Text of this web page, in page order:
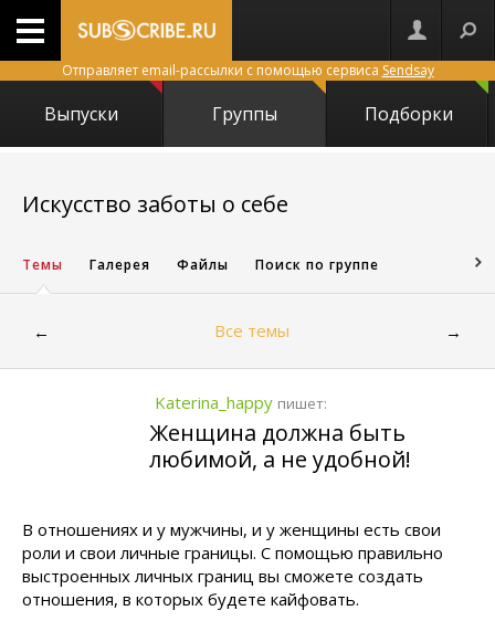
Отправляет email-рассылки с помощью сервиса Sendsay
Выпуски Группы Подборки
Искусство заботы о себе
Темы Галерея Файлы Поиск по группе
← Все темы →
Katerina_happy пишет:
Женщина должна быть
любимой, а не удобной!
В отношениях и у мужчины, и у женщины есть свои
роли и свои личные границы. С помощью правильно
выстроенных личных границ вы сможете создать
отношения, в которых будете кайфовать.